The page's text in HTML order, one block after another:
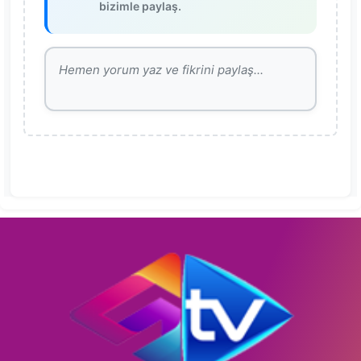
bizimle paylaş.